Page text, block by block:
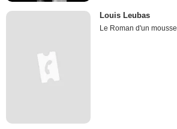
Louis Leubas
Le Roman d'un mousse